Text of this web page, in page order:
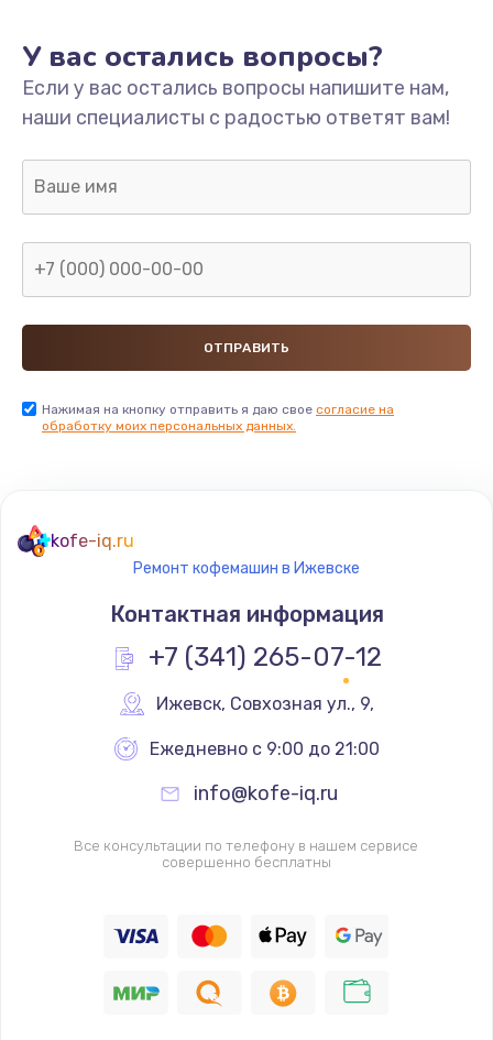
У вас остались вопросы?
Если у вас остались вопросы напишите нам,
наши специалисты с радостью ответят вам!
Нажимая на кнопку отправить я даю свое согласие на
обработку моих персональных данных.
kofe-iq.ru
Ремонт кофемашин в Ижевске
Контактная информация
+7 (341) 265-07-12
Ижевск, Совхозная ул., 9,
Ежедневно с 9:00 до 21:00
info@kofe-iq.ru
Все консультации по телефону в нашем сервисе
совершенно бесплатны